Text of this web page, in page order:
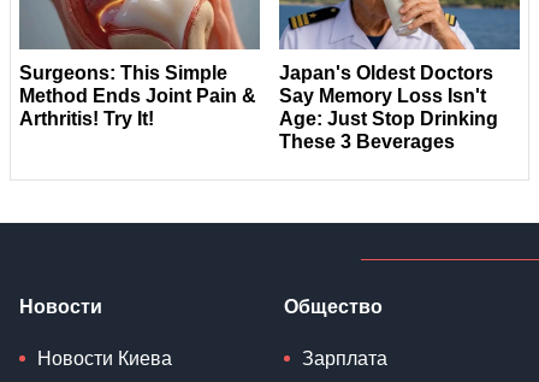
Новости
Новости Киева
Общество
Зарплата